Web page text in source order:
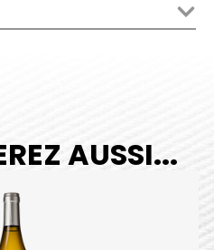
AUSSI...